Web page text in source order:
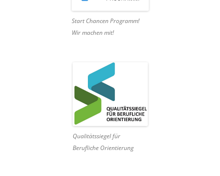
Start Chancen Programm!
Wir machen mit!
Qualitätssiegel für
Berufliche Orientierung